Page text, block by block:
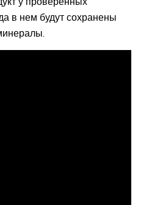
в нем будут сохранены